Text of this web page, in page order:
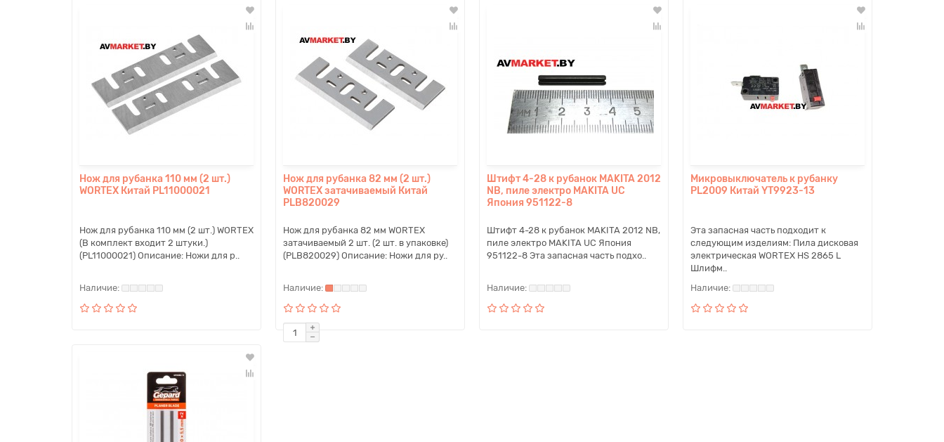
Нож для рубанка 110 мм (2 шт.)
WORTEX Китай PL11000021
Нож для рубанка 110 мм (2 шт.) WORTEX
(В комплект входит 2 штуки.)
(PL11000021) Описание: Ножи для р..
Нож для рубанка 82 мм (2 шт.)
WORTEX затачиваемый Китай
PLB820029
Нож для рубанка 82 мм WORTEX
затачиваемый 2 шт. (2 шт. в упаковке)
(PLB820029) Описание: Ножи для ру..
Штифт 4-28 к рубанок MAKITA 2012
NB, пиле электро MAKITA UC
Япония 951122-8
Штифт 4-28 к рубанок MAKITA 2012 NB,
пиле электро MAKITA UC Япония
951122-8 Эта запасная часть подхо..
Микровыключатель к рубанку
PL2009 Китай YT9923-13
Эта запасная часть подходит к
следующим изделиям: Пила дисковая
электрическая WORTEX HS 2865 L
Шлифм..